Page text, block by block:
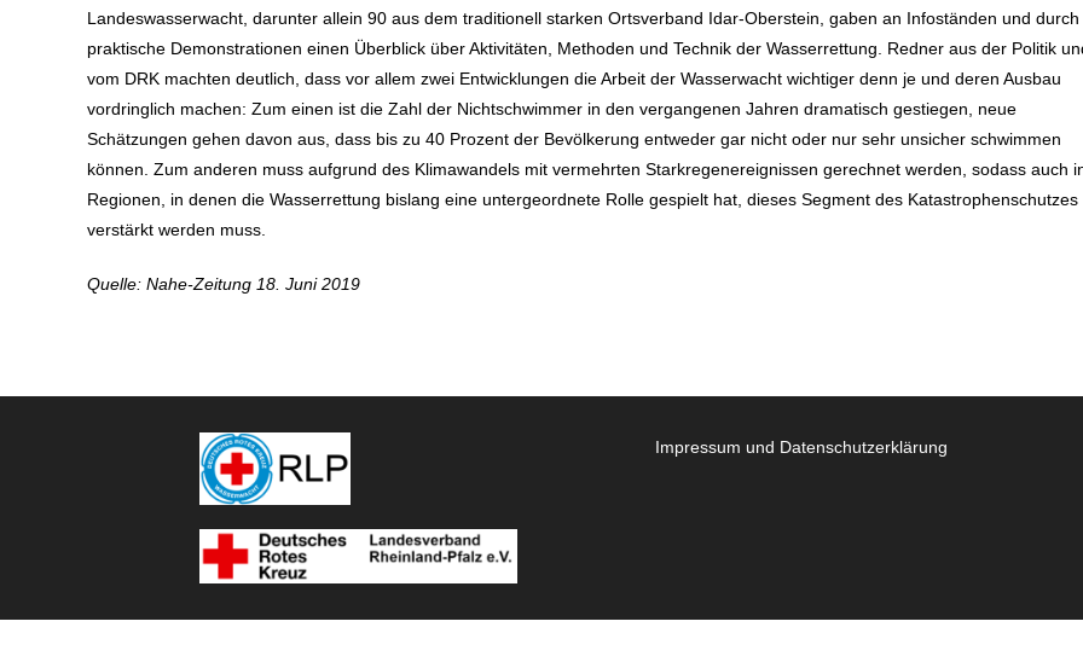
Landeswasserwacht, darunter allein 90 aus dem traditionell starken Ortsverband Idar-Oberstein, gaben an Infoständen und durch
praktische Demonstrationen einen Überblick über Aktivitäten, Methoden und Technik der Wasserrettung. Redner aus der Politik
vom DRK machten deutlich, dass vor allem zwei Entwicklungen die Arbeit der Wasserwacht wichtiger denn je und deren Ausbau
vordringlich machen: Zum einen ist die Zahl der Nichtschwimmer in den vergangenen Jahren dramatisch gestiegen, neue
Schätzungen gehen davon aus, dass bis zu 40 Prozent der Bevölkerung entweder gar nicht oder nur sehr unsicher schwimmen
können. Zum anderen muss aufgrund des Klimawandels mit vermehrten Starkregenereignissen gerechnet werden, sodass auch
Regionen, in denen die Wasserrettung bislang eine untergeordnete Rolle gespielt hat, dieses Segment des Katastrophenschutzes
verstärkt werden muss.
Quelle: Nahe-Zeitung 18. Juni 2019
Impressum und Datenschutzerklärung